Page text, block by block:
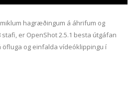
hagræðingum á áhrifum og
er OpenShot 2.5.1 besta útgáfan
öfluga og einfalda vídeóklippingu í